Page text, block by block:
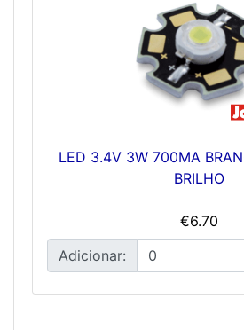
LED 3.4V 3W 700MA
BRILHO
€6.70
Adicionar: